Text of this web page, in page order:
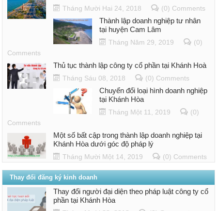
Tháng Mười Hai 24, 2018 (0) Comments
Thành lập doanh nghiệp tư nhân
tại huyện Cam Lâm
Tháng Năm 29, 2019
(0)
Comments
Thủ tục thành lập công ty cổ phần tại Khánh Hoà
Tháng Sáu 08, 2018 (0) Comments
Chuyển đổi loại hình doanh nghiệp
tại Khánh Hòa
Tháng Một 11, 2019
(0)
Comments
Một số bất cập trong thành lập doanh nghiệp tại
Khánh Hòa dưới góc độ pháp lý
Tháng Mười Một 14, 2019 (0) Comments
Thay đổi đăng ký kinh doanh
Thay đổi người đại diện theo pháp luật công ty cổ
phần tại Khánh Hòa